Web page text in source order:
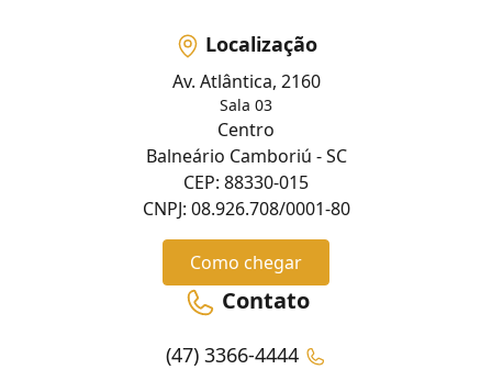
Localização
Av. Atlântica, 2160
Sala 03
Centro
Balneário Camboriú - SC
CEP: 88330-015
CNPJ: 08.926.708/0001-80
Como chegar
Contato
(47) 3366-4444